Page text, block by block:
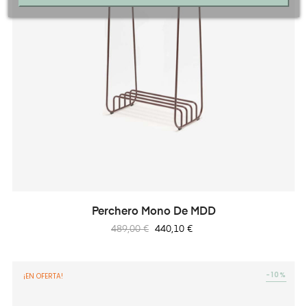
Perchero Mono De MDD
Precio
489,00 € Precio
440,10 €
¡EN OFERTA! -10%